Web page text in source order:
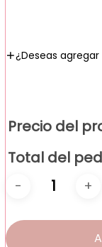
¿Deseas
Precio del
Total del